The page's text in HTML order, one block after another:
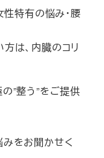
性特有の悩み・腰
は、内臓のコリ
”整う”をご提供
をお聞かせく